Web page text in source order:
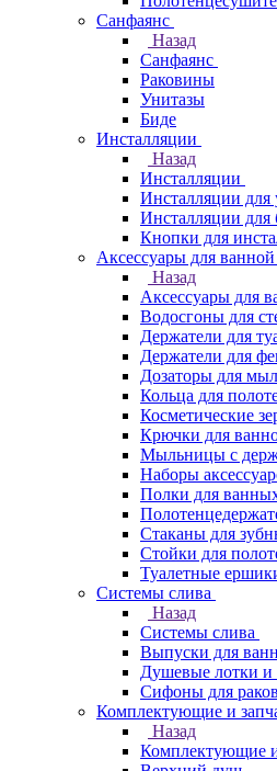
Санфаянс
Назад
Санфаянс
Раковины
Унитазы
Биде
Инсталляции
Назад
Инсталляции
Инсталляции для
Инсталляции для
Кнопки для
Аксессуары для ванной
Назад
Аксессуары для
Водосгоны для
Держатели для
Держатели для
Дозаторы для
Кольца для
Косметические
Крючки для
Мыльницы с
Наборы
Полки для
Стаканы для
Стойки для
Туалетные
Системы слива
Назад
Системы слива
Выпуски для
Душевые лотки и
Сифоны для
Комплектующие и
Назад
Комплектующие и